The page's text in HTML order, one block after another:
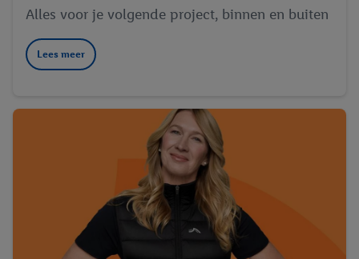
Alles voor je volgende project, binnen en buiten
Lees meer